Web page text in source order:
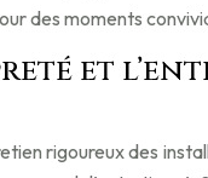
des moments
et
rigoureux des